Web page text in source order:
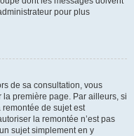
pour plus
de sa consultation, vous
première page. Par ailleurs, si
de sujet est
la remontée n’est pas
sujet simplement en y